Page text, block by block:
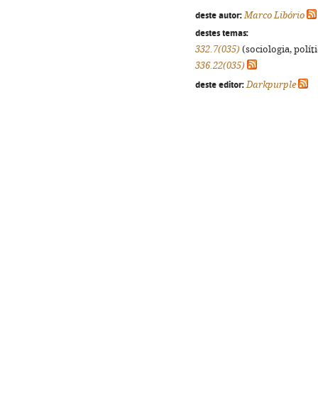
deste autor: Marco Libório
destes temas:
332.7(035) (sociologia,
336.22(035)
deste editor: Darkpurple